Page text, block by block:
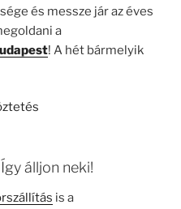
és messze jár az éves
a
! A hét bármelyik
álljon neki!
is a